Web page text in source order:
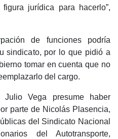
jurídica para hacerlo”,
de funciones podría
sindicato, por lo que pidió a
tomar en cuenta que no
del cargo.
Vega presume haber
parte de Nicolás Plasencia,
del Sindicato Nacional
del Autotransporte,